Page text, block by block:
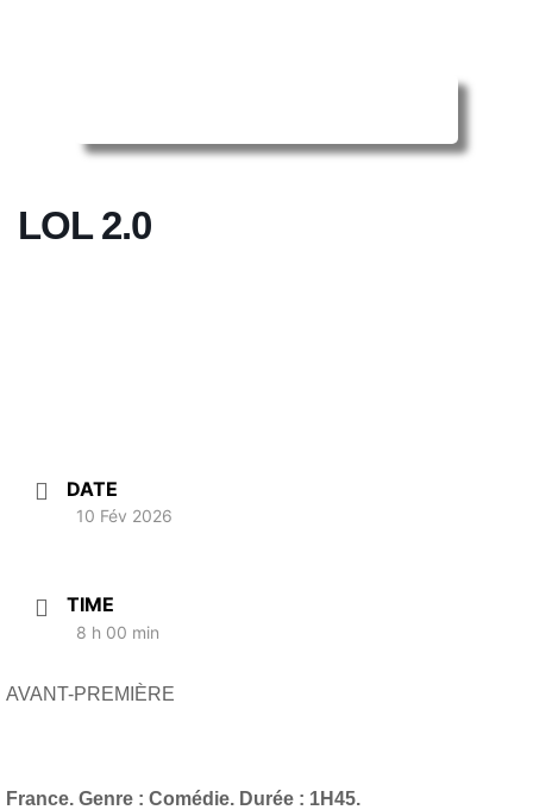
LOL 2.0
DATE
10 Fév 2026
TIME
8 h 00 min
AVANT-PREMIÈRE
France. Genre : Comédie. Durée : 1H45.